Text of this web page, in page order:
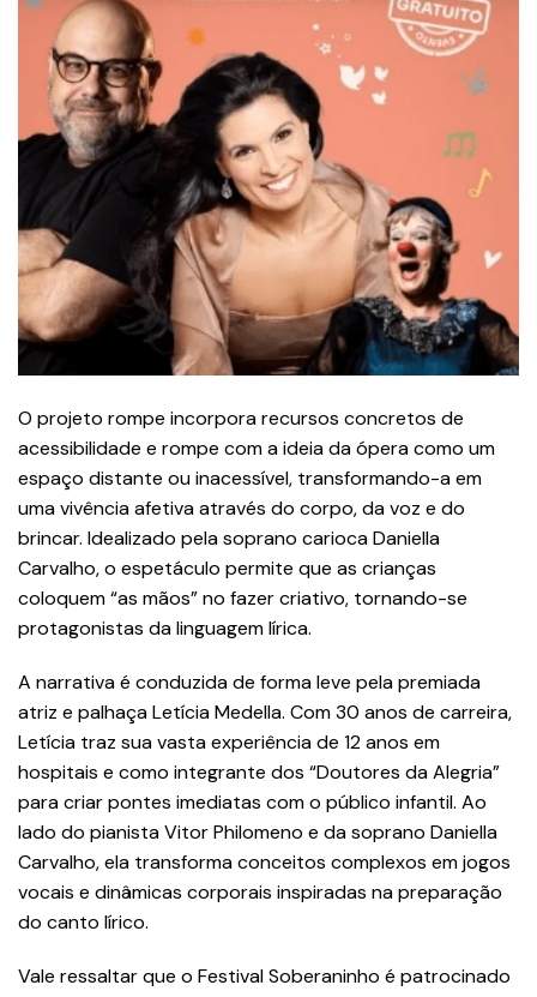
O projeto rompe incorpora recursos concretos de
acessibilidade e rompe com a ideia da ópera como um
espaço distante ou inacessível, transformando-a em
uma vivência afetiva através do corpo, da voz e do
brincar. Idealizado pela soprano carioca Daniella
Carvalho, o espetáculo permite que as crianças
coloquem “as mãos” no fazer criativo, tornando-se
protagonistas da linguagem lírica.
A narrativa é conduzida de forma leve pela premiada
atriz e palhaça Letícia Medella. Com 30 anos de carreira,
Letícia traz sua vasta experiência de 12 anos em
hospitais e como integrante dos “Doutores da Alegria”
para criar pontes imediatas com o público infantil. Ao
lado do pianista Vitor Philomeno e da soprano Daniella
Carvalho, ela transforma conceitos complexos em jogos
vocais e dinâmicas corporais inspiradas na preparação
do canto lírico.
Vale ressaltar que o Festival Soberaninho é patrocinado